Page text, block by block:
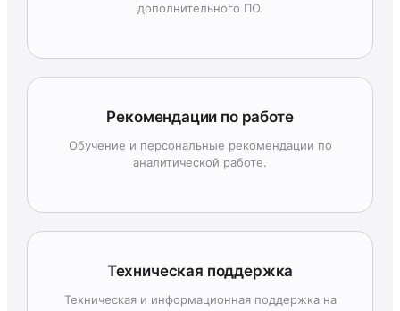
дополнительного ПО.
Рекомендации по работе
Обучение и персональные рекомендации по
аналитической работе.
Техническая поддержка
Техническая и информационная поддержка на